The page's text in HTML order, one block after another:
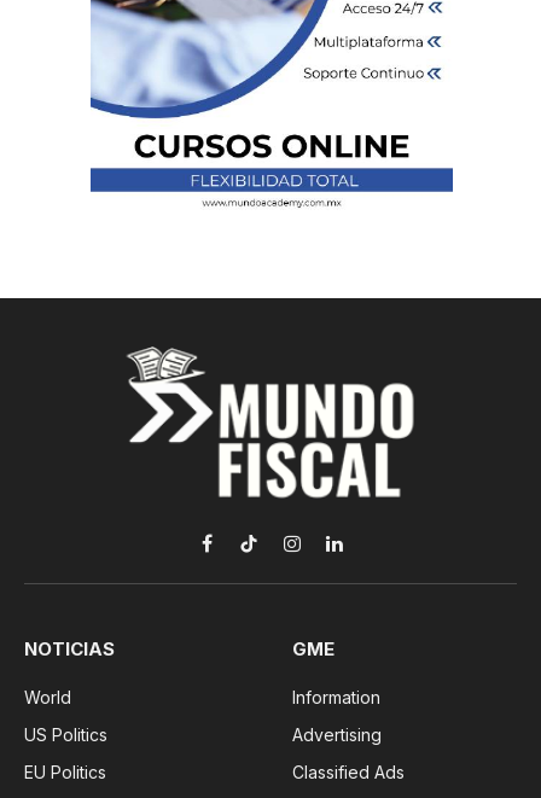
Facebook
TikTokInstagramLinkedIn
NOTICIAS
World
US Politics
EU Politics
GME
Information
Advertising
Classified Ads